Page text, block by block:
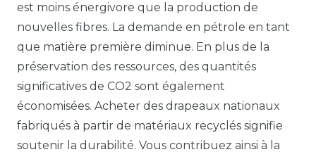
est moins énergivore que la production de
nouvelles fibres. La demande en pétrole en tant
que matière première diminue. En plus de la
préservation des ressources, des quantités
significatives de CO2 sont également
économisées. Acheter des drapeaux nationaux
fabriqués à partir de matériaux recyclés signifie
soutenir la durabilité. Vous contribuez ainsi à la